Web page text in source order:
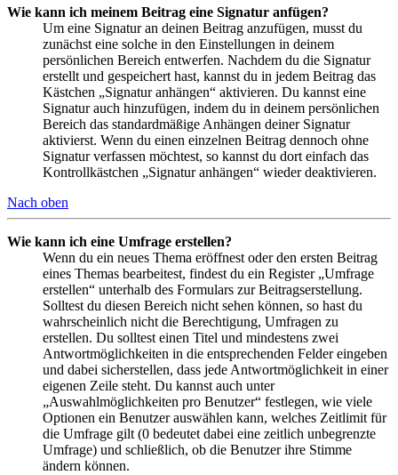
Wie kann ich meinem Beitrag eine Signatur anfügen?
Um eine Signatur an deinen Beitrag anzufügen, musst du
zunächst eine solche in den Einstellungen in deinem
persönlichen Bereich entwerfen. Nachdem du die Signatur
erstellt und gespeichert hast, kannst du in jedem Beitrag das
Kästchen „Signatur anhängen“ aktivieren. Du kannst eine
Signatur auch hinzufügen, indem du in deinem persönlichen
Bereich das standardmäßige Anhängen deiner Signatur
aktivierst. Wenn du einen einzelnen Beitrag dennoch ohne
Signatur verfassen möchtest, so kannst du dort einfach das
Kontrollkästchen „Signatur anhängen“ wieder deaktivieren.
Nach oben
Wie kann ich eine Umfrage erstellen?
Wenn du ein neues Thema eröffnest oder den ersten Beitrag
eines Themas bearbeitest, findest du ein Register „Umfrage
erstellen“ unterhalb des Formulars zur Beitragserstellung.
Solltest du diesen Bereich nicht sehen können, so hast du
wahrscheinlich nicht die Berechtigung, Umfragen zu
erstellen. Du solltest einen Titel und mindestens zwei
Antwortmöglichkeiten in die entsprechenden Felder eingeben
und dabei sicherstellen, dass jede Antwortmöglichkeit in einer
eigenen Zeile steht. Du kannst auch unter
„Auswahlmöglichkeiten pro Benutzer“ festlegen, wie viele
Optionen ein Benutzer auswählen kann, welches Zeitlimit für
die Umfrage gilt (0 bedeutet dabei eine zeitlich unbegrenzte
Umfrage) und schließlich, ob die Benutzer ihre Stimme
ändern können.